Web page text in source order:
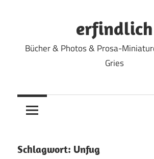
erfindlich
Bücher & Photos & Prosa-
Gries
Schlagwort: Unfug